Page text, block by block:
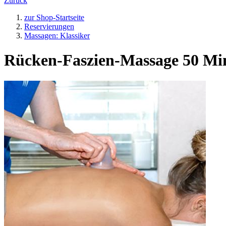
zur Shop-Startseite
Reservierungen
Massagen: Klassiker
Rücken-Faszien-Massage 50